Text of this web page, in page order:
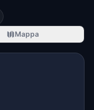
Mappa